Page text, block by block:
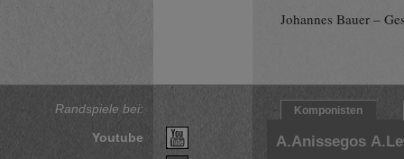
Johannes Bauer –
Randspiele bei:
Youtube
Komponisten
A.Anissegos